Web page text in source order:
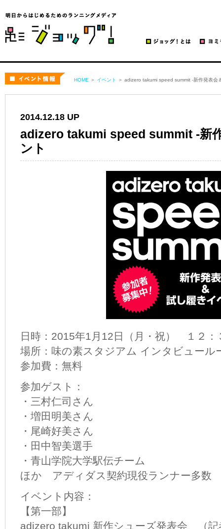
HOME ＞ イベント ＞ adizero takumi speed summit -新作発表会
2014.12.18 UP
adizero takumi speed summit -新
ント
日時：2015年1月12日（月・祝） １２：
場所：味の素スタジアム インタビュール
参加費：無料
参加ゲスト：
・三村仁司さん
・増田明美さん
・尾崎好美さん
・田中智美選手
・青山学院大学駅伝チーム
ほか アディダス契約現役ランナー多数
イベント内容：
【第一部】
adizero takumi 新作シューズ発表会 （記